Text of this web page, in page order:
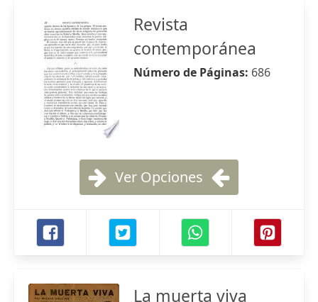
Revista
contemporánea
Número de Páginas: 686
Ver Opciones
La muerta viva